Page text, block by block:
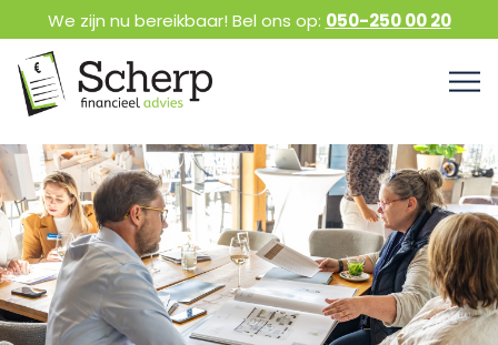
We zijn nu bereikbaar! Bel ons op: 050-250 00 20